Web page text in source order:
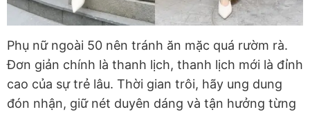
Phụ nữ ngoài 50 nên tránh ăn mặc quá rườm rà.
Đơn giản chính là thanh lịch, thanh lịch mới là đỉnh
cao của sự trẻ lâu. Thời gian trôi, hãy ung dung
đón nhận, giữ nét duyên dáng và tận hưởng từng